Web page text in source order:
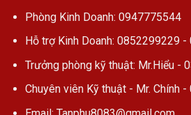
Phòng Kinh Doanh: 0947775544
Hỗ trợ Kinh Doanh: 0852299229
Trưởng phòng kỹ thuật: Mr.Hiểu -
Chuyên viên Kỹ thuật - Mr. Chính